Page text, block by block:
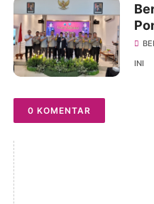
INI
0 KOMENTAR